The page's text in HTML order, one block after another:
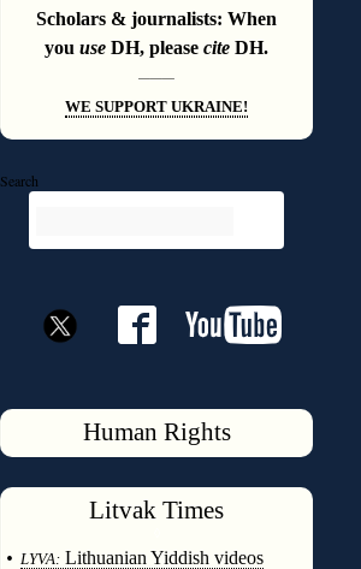
Scholars & journalists: When
you use DH, please cite DH.
———
WE SUPPORT UKRAINE!
Search
Human Rights
Litvak Times
• LYVA: Lithuanian Yiddish videos